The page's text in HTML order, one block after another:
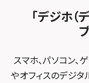
スマホスピタ
スマホスピタル
スマホスピタル
スマホスピタル
スマホスピタル
スマホスピタル
スマホスピタル堺
スマホスピタル
MacBook修理メ
FCNTスマートフ
「デジホ（
スマホ、パソコン、
やオフィスのデジタ